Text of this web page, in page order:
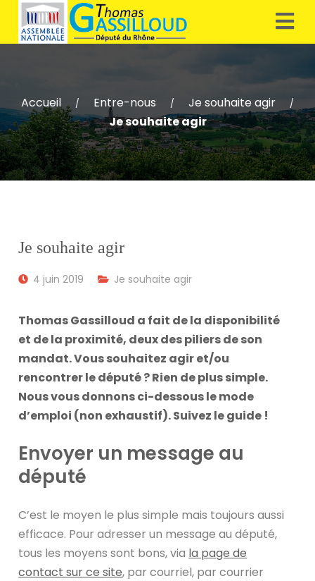
Accueil / Entre-nous / Je souhaite agir /
Je souhaite agir
Je souhaite agir
4 juin 2019 Je souhaite agir
Thomas Gassilloud a fait de la disponibilité
et de la proximité, deux des piliers de son
mandat. Vous souhaitez agir et/ou
rencontrer le député ? Rien de plus simple.
Nous vous donnons ci-dessous le mode
d’emploi (non exhaustif). Suivez le guide !
Envoyer un message au
député
C’est le moyen le plus simple mais toujours aussi
efficace. Pour adresser un message au député,
tous les moyens sont bons, via la page de
contact sur ce site, par courriel, par courrier